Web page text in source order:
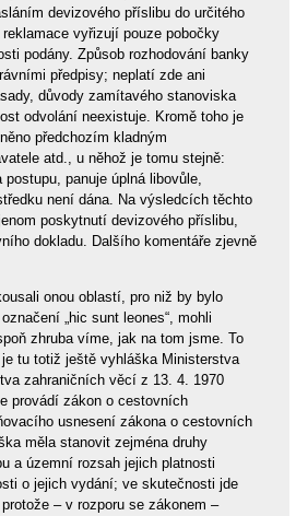
devizového příslibu do určitého
vyřizují pouze pobočky
podány. Způsob rozhodování banky
předpisy; neplatí zde ani
důvody zamítavého stanoviska
odvolání neexistuje. Kromě toho je
předchozím kladným
atd., u něhož je tomu stejně:
panuje úplná libovůle,
není dána. Na výsledcích těchto
poskytnutí devizového příslibu,
dokladu. Dalšího komentáře zjevně
onou oblastí, pro niž by bylo
„hic sunt leones“, mohli
zhruba víme, jak na tom jsme. To
tu totiž ještě vyhláška Ministerstva
zahraničních věcí z 13. 4. 1970
provádí zákon o cestovních
usnesení zákona o cestovních
měla stanovit zejména druhy
a územní rozsah jejich platnosti
o jejich vydání; ve skutečnosti jde
– v rozporu se zákonem –